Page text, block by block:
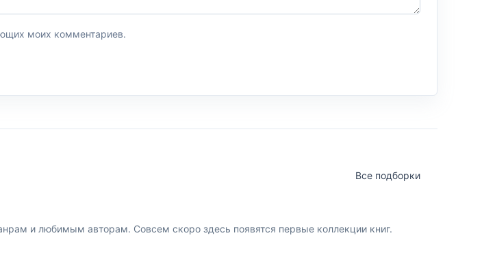
моих комментариев.
Все подборки
и любимым авторам. Совсем скоро здесь появятся первые коллекции книг.